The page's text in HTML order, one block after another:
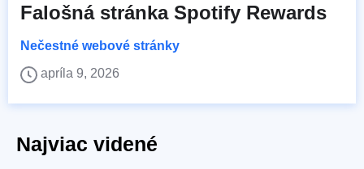
Falošná stránka Spotify Rewards
Nečestné webové stránky
apríla 9, 2026
Najviac videné